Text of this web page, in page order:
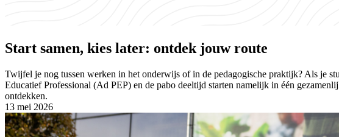
Start samen, kies later: ontdek jouw route
Twijfel je nog tussen werken in het onderwijs of in de pedagogische praktijk? Als je
Educatief Professional (Ad PEP) en de pabo deeltijd starten namelijk in één
ontdekken.
13 mei 2026